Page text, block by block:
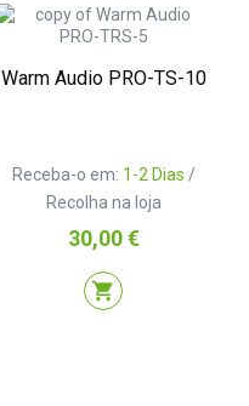
Warm Audio PRO-TS-10
Receba-o em: 1-2 Dias /
Recolha na loja
Preço
30,00 €
shopping_cart